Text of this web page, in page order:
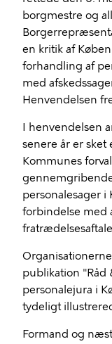
borgmestre og
en kritik af
forhandling af
med
Henvendelsen
I henvendelsen
senere år er sket
Kommunes
personalesager
forbindelse med
publikation "Råd
personalejura i
tydeligt
Formand og